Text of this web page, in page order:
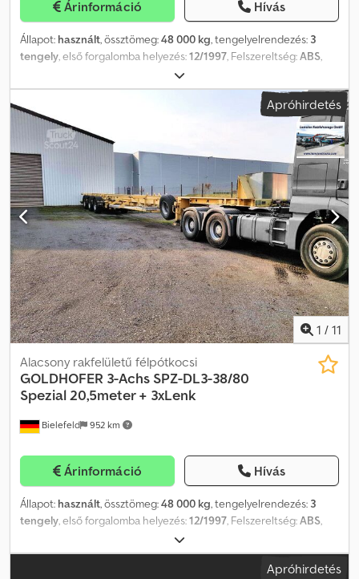
közvetlenül európai garancia csomagunkról!
Árinformáció Hívás
Állapot: használt, össztömeg:48 000 kg, tengelyelrendezés: 3
tengely, első forgalomba helyezés:12/1997, Felszereltség:ABS,
Goldhofer 3 tengelyes speciális pótkocsi / hosszú anyag szállító
Típus: SPZ-DL 3-38/80 Megengedett össztömeg: 48.000 kg
Megengedett első tengelyterhelés: 18.000 kg Megengedett
hátsó tengelyterhelés: 30.000 kg Légrugózás + 3 kormányzott
tengely Teljes hossz: 20.500 mm ! Német forgalmi engedéllyel !
További méreteket a műszaki rajzból ismerhet meg, ezt kérésre
nagy felbontású PDF formátumban is el tudjuk küldeni. ! További
információ e-mailben kérhető ! A fenti adatok tájékoztató
jellegűek, a tévedés és elírás jogát fenntartjuk! Az interneten
található információk nem minősülnek szerződéses
tulajdonságnak. Az eladó nem vállal felelősséget hibákért,
elírásokért vagy adatátviteli problémákért. A változtatás jogát
fenntartjuk. Folyamatos adás-vétel, beszámítás és bérbeadás
darus és emelő járművekre, valamint építőipari és
nehézgépjárművekre. Dcedpfxowmz Aas Adqek
Apróhirdetés
1 / 11
Bielefeld 952 km
Alacsony rakfelületű félpótkocsi
GOLDHOFER 3-Achs SPZ-DL3-38/80
Spezial 20,5meter + 3xLenk
Árinformáció Hívás
Állapot: használt, össztömeg:48 000 kg, tengelyelrendezés: 3
tengely , első forgalomba helyezés:12/1997 , Felszereltség:ABS
Goldhofer 3 tengelyes speciális pótkocsi / hosszú anyag szállító
Típus: SPZ-DL 3-38/80 Megengedett össztömeg: 48.000 kg
Megengedett első tengelyterhelés: 18.000 kg Megengedett
Apróhirdetés